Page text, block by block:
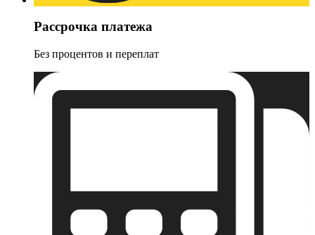
Рассрочка платежа
Без процентов и переплат